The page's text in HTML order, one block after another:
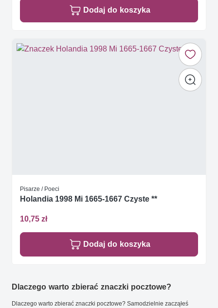
Dodaj do koszyka
Pisarze / Poeci
Holandia 1998 Mi 1665-1667 Czyste **
10,75 zł
Dodaj do koszyka
Dlaczego warto zbierać znaczki pocztowe?
Dlaczego warto zbierać znaczki pocztowe? Samodzielnie zacząłeś